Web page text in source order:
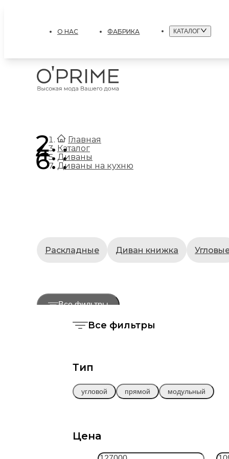
О НАС ФАБРИКА КАТАЛОГ
Главная
.
Каталог
.
Диваны
.
Диваны на кухню
Раскладные Диван книжка
Все фильтры
Все фильтры
Тип
угловой прямой модульный
Цена